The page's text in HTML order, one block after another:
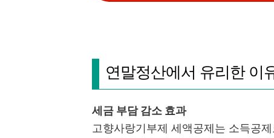
연말정산에서 유리한 이
세금 부담 감소 효과
고향사랑기부제 세액공제는 소득공